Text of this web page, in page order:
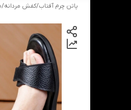
پاتن چرم آفتاب/کفش مردانه/